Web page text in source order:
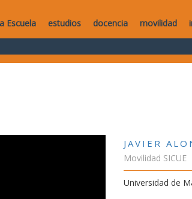
Escuela estudios docencia movilidad
JAVIER
Movilidad SICUE
Universidad de